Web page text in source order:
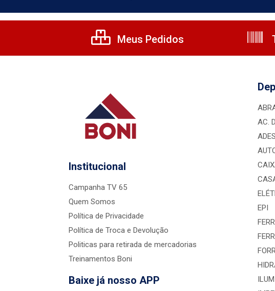
Meus Pedidos
Institucional
Campanha TV 65
Quem Somos
Política de Privacidade
Política de Troca e Devolução
Politicas para retirada de mercadorias
Treinamentos Boni
Baixe já nosso APP
AC.
EPI